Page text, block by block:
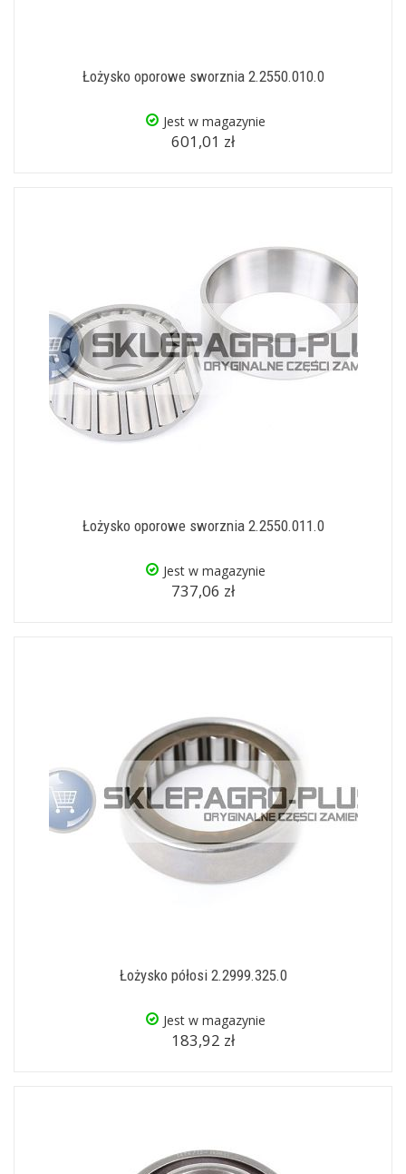
Łożysko oporowe sworznia 2.2550.010.0
Jest w magazynie
601,01 zł
Łożysko oporowe sworznia 2.2550.011.0
Jest w magazynie
737,06 zł
Łożysko półosi 2.2999.325.0
Jest w magazynie
183,92 zł